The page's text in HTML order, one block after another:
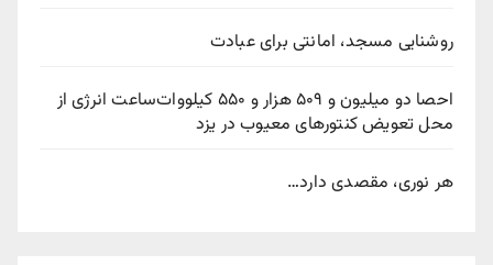
روشنایی مسجد، امانتی برای عبادت
احصا دو میلیون و ۵۰۹ هزار و ۵۵۰ کیلووات‌ساعت انرژی از
محل تعویض کنتورهای معیوب در یزد
هر نوری، مقصدی دارد…